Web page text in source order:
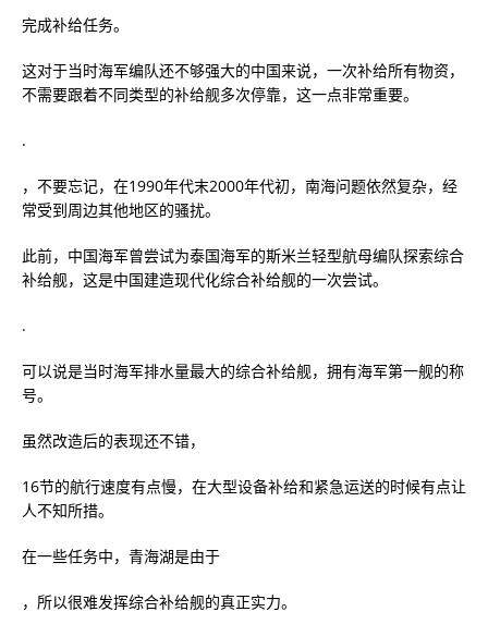
完成补给任务。
这对于当时海军编队还不够强大的中国来说，一次补给所有物资，
不需要跟着不同类型的补给舰多次停靠，这一点非常重要。
.
，不要忘记，在1990年代末2000年代初，南海问题依然复杂，经
常受到周边其他地区的骚扰。
此前，中国海军曾尝试为泰国海军的斯米兰轻型航母编队探索综合
补给舰，这是中国建造现代化综合补给舰的一次尝试。
.
可以说是当时海军排水量最大的综合补给舰，拥有海军第一舰的称
号。
虽然改造后的表现还不错，
16节的航行速度有点慢，在大型设备补给和紧急运送的时候有点让
人不知所措。
在一些任务中，青海湖是由于
，所以很难发挥综合补给舰的真正实力。